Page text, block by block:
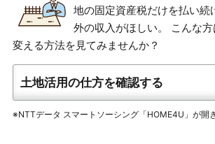
地の固定資産税だけを払い続
外の収入がほしい。 こんな
変える方法を見てみませんか？
土地活用の仕方を確認する
※NTTデータ スマートソーシング「HOME4U」が開